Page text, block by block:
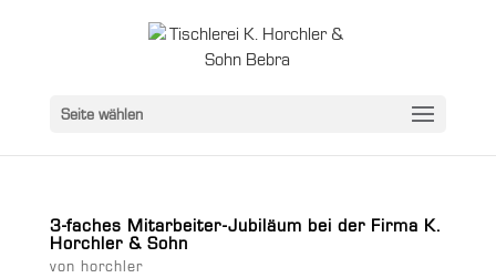
Seite wählen
3-faches Mitarbeiter-Jubiläum bei der Firma K.
Horchler & Sohn
von horchler